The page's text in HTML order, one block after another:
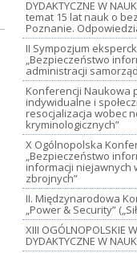
DYDAKTYCZNE W
temat 15 lat nauk o
Poznanie.
II Sympozjum
„Bezpieczeństwo
administracji
Konferencji Naukowa
indywidualne i
resocjalizacja wobec
kryminologicznych”
X Ogólnopolska
„Bezpieczeństwo
informacji niejawnych
zbrojnych”
II. Międzynarodowa
„Power & Security”
XIII OGÓLNOPOLSKIE
DYDAKTYCZNE W